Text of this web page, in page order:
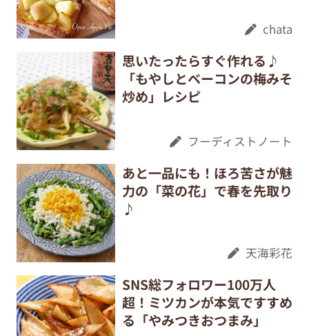
chata
思いたったらすぐ作れる♪
「もやしとベーコンの梅みそ
炒め」レシピ
フーディストノート
あと一品にも！ほろ苦さが魅
力の「菜の花」で春を先取り
♪
天海彩花
SNS総フォロワー100万人
超！ミツカンが本気ですすめ
る「やみつきおつまみ」